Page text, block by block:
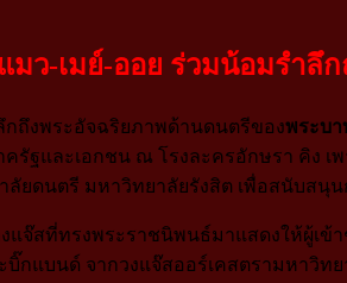
-เมย์-ออย ร่วมน้อมรำลึก
กถึงพระอัจฉริยภาพด้านดนตรีของพระบ
รัฐและเอกชน ณ โรงละครอักษรา คิง เ
ยดนตรี มหาวิทยาลัยรังสิต เพื่อสนับสนุ
แจ๊สที่ทรงพระราชนิพนธ์มาแสดงให้ผู้
แบนด์ จากวงแจ๊สออร์เคสตรามหาวิทย